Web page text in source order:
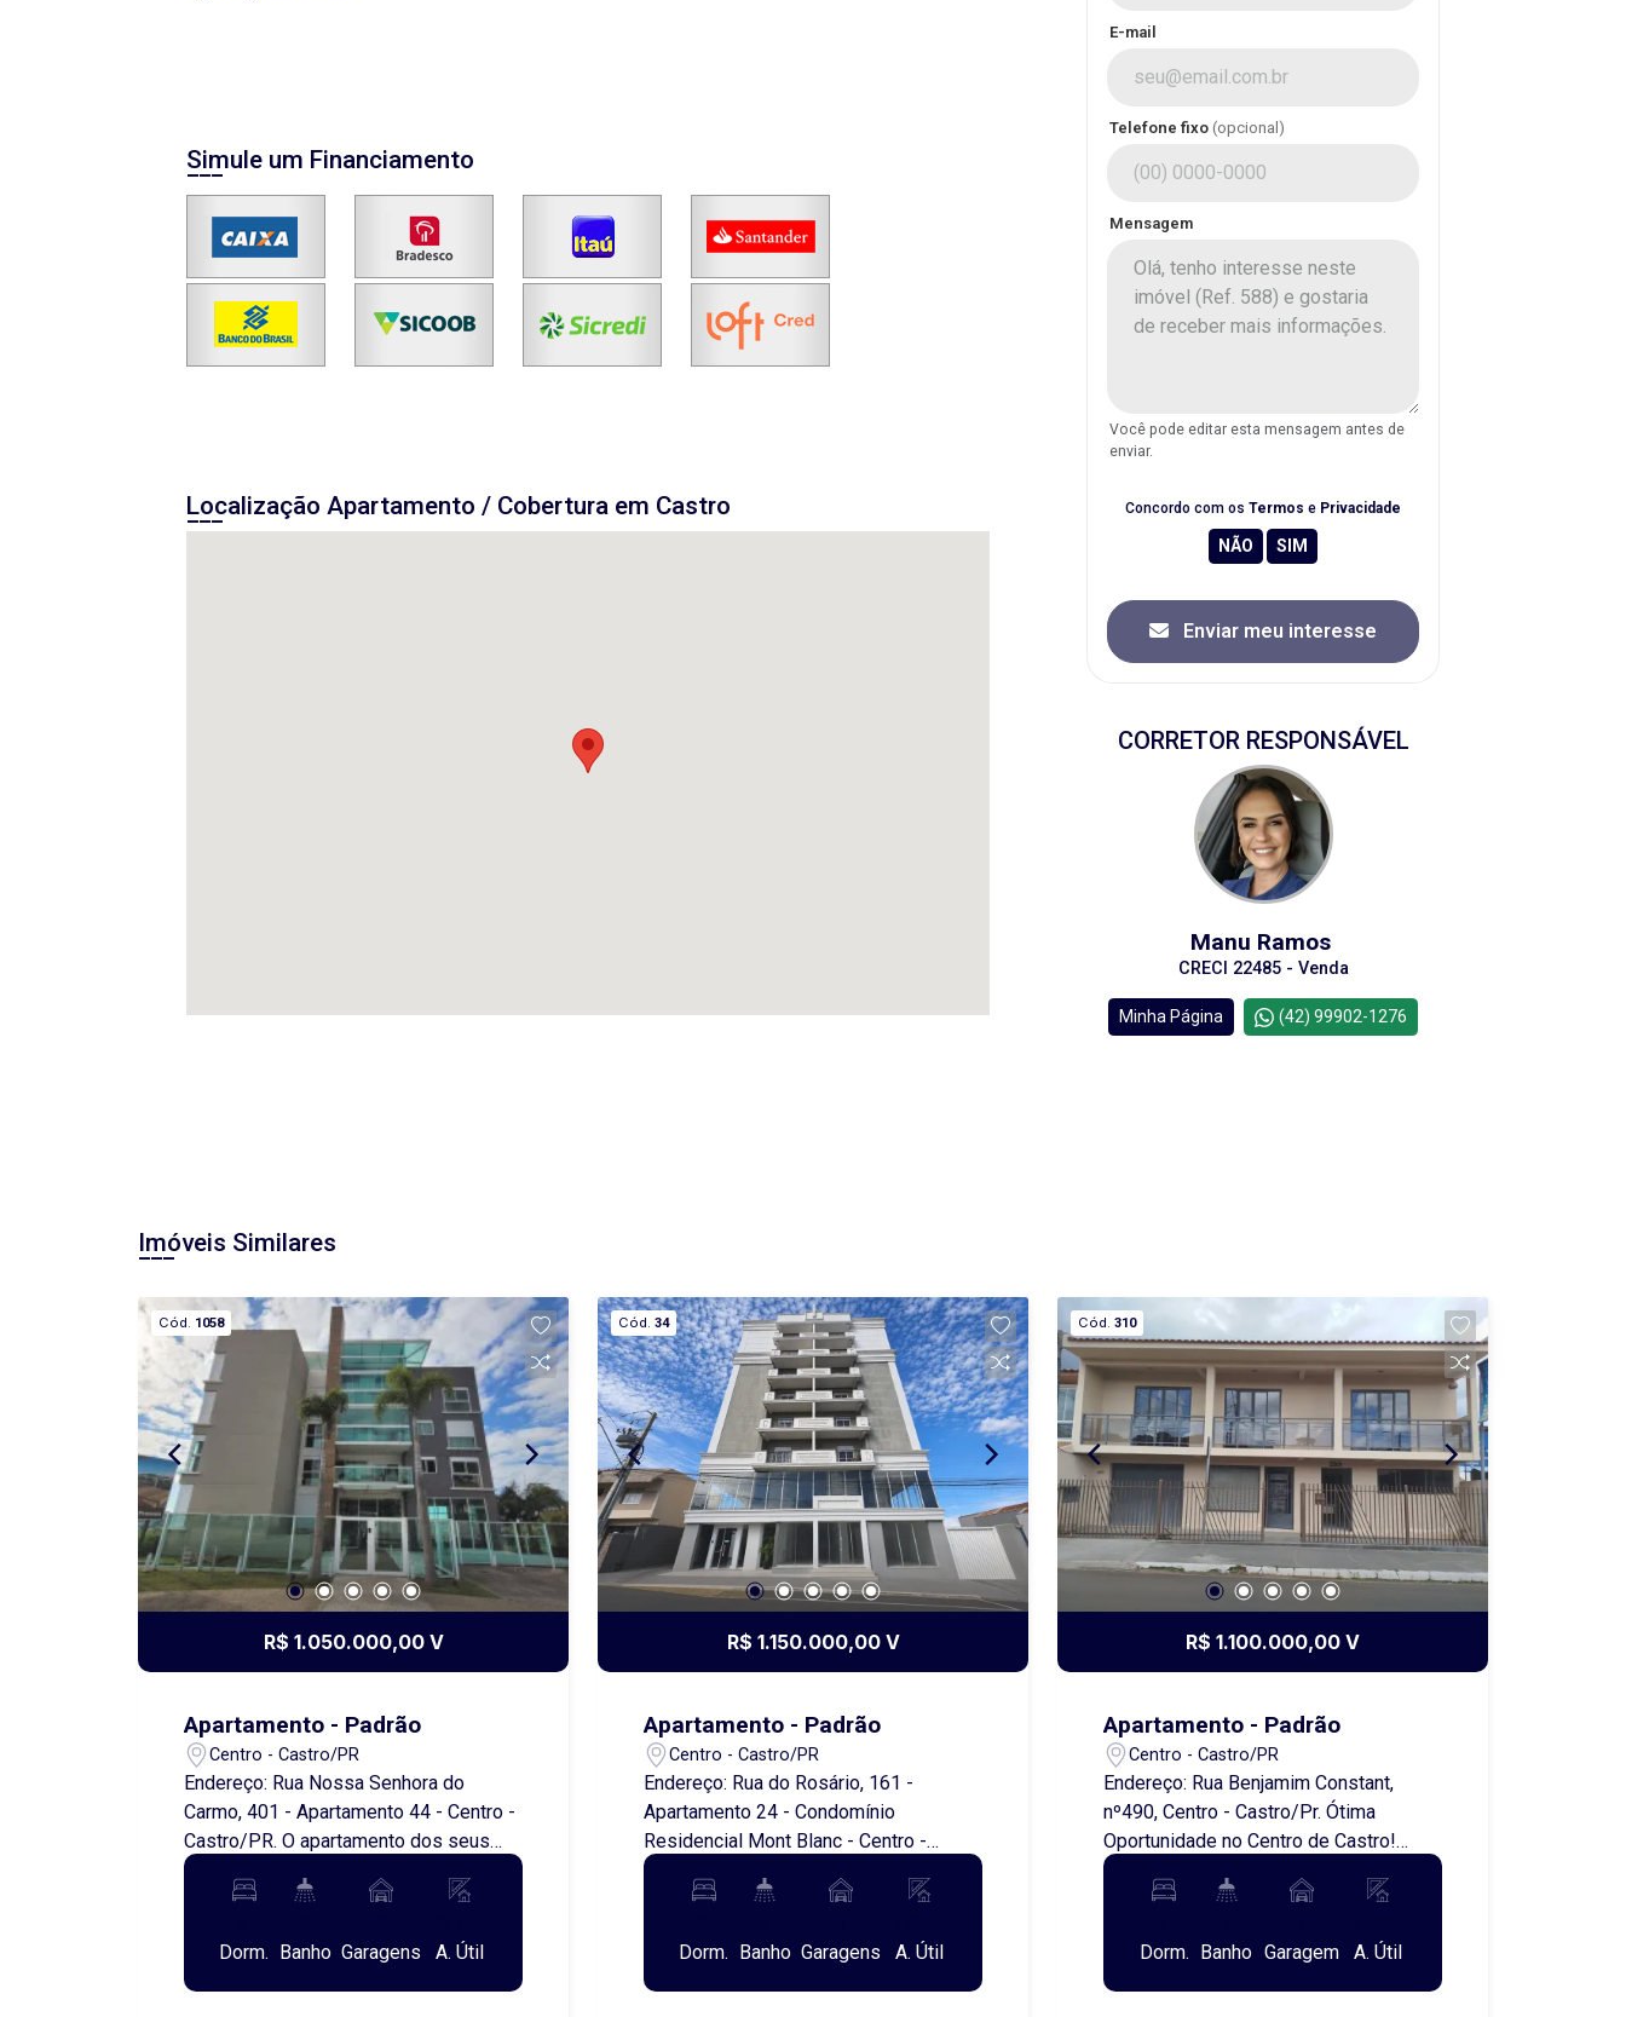
Simule um Financiamento
Localização Apartamento / Cobertura em Castro
E-mail
Telefone fixo (opcional)
Mensagem
Você pode editar esta mensagem antes de
enviar.
Concordo com os Termos e Privacidade
Enviar meu interesse
CORRETOR RESPONSÁVEL
Manu Ramos
CRECI 22485 - Venda
Minha Página (42) 99902-1276
Imóveis Similares
Cód. 1058
R$ 1.050.000,00 V
Apartamento - Padrão
Centro - Castro/PR
Endereço: Rua Nossa Senhora do
Carmo, 401 - Apartamento 44 - Centro -
Castro/PR. O apartamento dos seus
sonhos está mais perto do que você
imagina! Com acabamento de alto
belo apartamento oferece conforto,
elegância e funcionalidade em cada
Dorm. Banho Garagens
A. Útil
Cód. 34
R$ 1.150.000,00 V
Apartamento - Padrão
Centro - Castro/PR
Endereço: Rua do Rosário, 161 -
Apartamento 24 - Condomínio
Residencial Mont Blanc - Centro -
Castro/PR. Residencial Mont Blanc |
Alto Padrão, Sofisticação e uma Vista
Descubra o privilégio de viver em um
dos endereços mais desejados da
Dorm. Banho Garagens
A. Útil
Cód. 310
R$ 1.100.000,00 V
Apartamento - Padrão
Centro - Castro/PR
Endereço: Rua Benjamim Constant,
nº490, Centro - Castro/Pr. Ótima
Oportunidade no Centro de Castro!
Imóvel com localização privilegiada,
próximo ao Colégio Nisgoski, ideal para
versatilidade. A propriedade oferece
uso residencial e comercial, sendo
Dorm. Banho Garagem
A. Útil